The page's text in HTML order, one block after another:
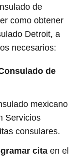
de
como obtener
Detroit, a
necesarios:
de
mexicano
Servicios
consulares.
cita en el